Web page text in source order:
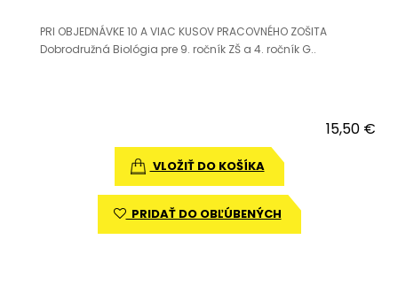
PRI OBJEDNÁVKE 10 A VIAC KUSOV PRACOVNÉHO ZOŠITA
Dobrodružná Biológia pre 9. ročník ZŠ a 4. ročník G..
15,50 €
VLOŽIŤ DO KOŠÍKA
PRIDAŤ DO OBĽÚBENÝCH